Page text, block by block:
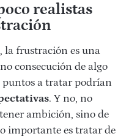
realistas
la frustración es una
consecución de algo
puntos a tratar podrían
. Y no, no
ambición, sino de
importante es tratar de